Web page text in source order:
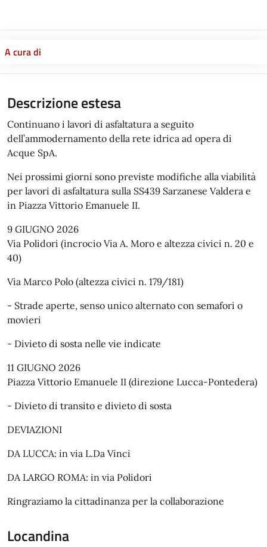
A cura di
Descrizione estesa
Continuano i lavori di asfaltatura a seguito
dell’ammodernamento della rete idrica ad opera di
Acque SpA.
Nei prossimi giorni sono previste modifiche alla viabilità
per lavori di asfaltatura sulla SS439 Sarzanese Valdera e
in Piazza Vittorio Emanuele II.
9 GIUGNO 2026
Via Polidori (incrocio Via A. Moro e altezza civici n. 20 e
40)
Via Marco Polo (altezza civici n. 179/181)
- Strade aperte, senso unico alternato con semafori o
movieri
- Divieto di sosta nelle vie indicate
11 GIUGNO 2026
Piazza Vittorio Emanuele II (direzione Lucca-Pontedera)
- Divieto di transito e divieto di sosta
DEVIAZIONI
DA LUCCA: in via L.Da Vinci
DA LARGO ROMA: in via Polidori
Ringraziamo la cittadinanza per la collaborazione
Locandina